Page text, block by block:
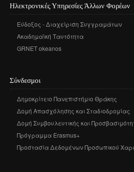
Ηλεκτρονικές Υπηρεσίες Άλλων Φορέων
Εύδοξος - Διαχείριση Συγγραμάτων
Ακαδημαϊκή Ταυτότητα
GRNET okeanos
Σύνδεσμοι
Δημοκρίτειο Πανεπιστήμιο Θράκης
Δομή Απασχόλησης και Σταδιοδρομίας
Δομή Συμβουλευτικής και
Πρόγραμμα Erasmus+
Προστασία Δεδομένων Προσωπικού